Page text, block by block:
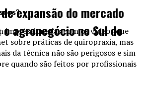
impressionadas com os vídeos que
sobre práticas de quiropraxia, mas
da técnica não são perigosos e sim
quando são feitos por profissionais
expansão do mercado
agronegócio no Sul do